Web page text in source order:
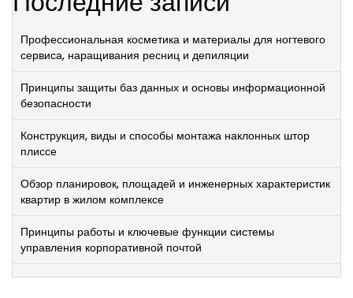
Профессиональная косметика и материалы для ногтевого
сервиса, наращивания ресниц и депиляции
Принципы защиты баз данных и основы информационной
безопасности
Конструкция, виды и способы монтажа наклонных штор
плиссе
Обзор планировок, площадей и инженерных характеристик
квартир в жилом комплексе
Принципы работы и ключевые функции системы
управления корпоративной почтой